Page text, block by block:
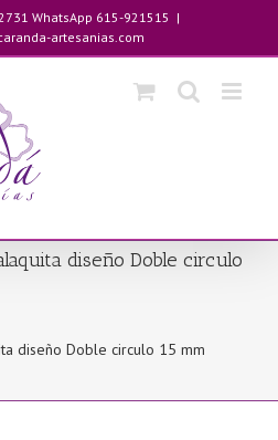
WhatsApp 615-921515 |
artesanias.com
diseño Doble circulo
diseño Doble circulo 15 mm